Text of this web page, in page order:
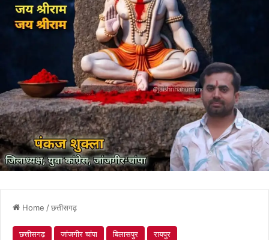
Home /छत्तीसगढ़
छत्तीसगढ़ जांजगीर चांपा बिलासपुर रायपुर